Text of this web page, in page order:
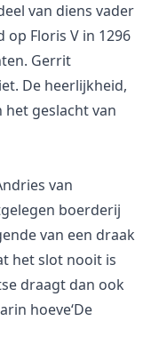
van diens vader
Floris V in 1296
Gerrit
De heerlijkheid,
geslacht van
van
boerderij
van een draak
het slot nooit is
draagt dan ook
hoeve‘De